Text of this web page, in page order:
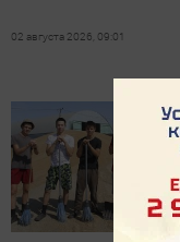
02 августа 2026, 09:01